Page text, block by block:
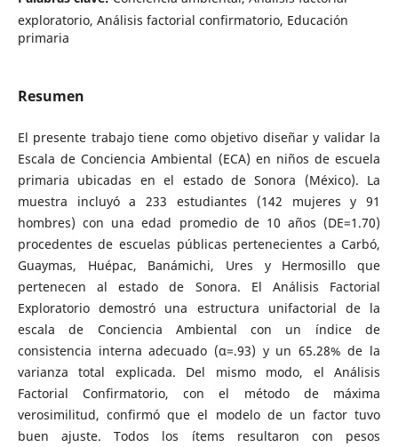
exploratorio, Análisis factorial confirmatorio, Educación
primaria
Resumen
El presente trabajo tiene como objetivo diseñar y validar la
Escala de Conciencia Ambiental (ECA) en niños de escuela
primaria ubicadas en el estado de Sonora (México). La
muestra incluyó a 233 estudiantes (142 mujeres y 91
hombres) con una edad promedio de 10 años (DE=1.70)
procedentes de escuelas públicas pertenecientes a Carbó,
Guaymas, Huépac, Banámichi, Ures y Hermosillo que
pertenecen al estado de Sonora. El Análisis Factorial
Exploratorio demostró una estructura unifactorial de la
escala de Conciencia Ambiental con un índice de
consistencia interna adecuado (α=.93) y un 65.28% de la
varianza total explicada. Del mismo modo, el Análisis
Factorial Confirmatorio, con el método de máxima
verosimilitud, confirmó que el modelo de un factor tuvo
buen ajuste. Todos los ítems resultaron con pesos